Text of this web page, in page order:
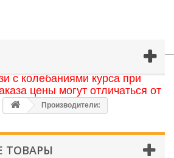
с колебаниями курса при
цены могут отличаться от
Производители:
ТОВАРЫ